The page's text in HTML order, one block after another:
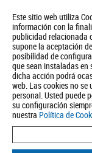
Este sitio web utiliza
información con la
publicidad relacionada
supone la aceptación
posibilidad de
que sean instaladas en
dicha acción podrá
web. Las cookies no
personal. Usted puede
su configuración
nuestra Política de
Quiénes